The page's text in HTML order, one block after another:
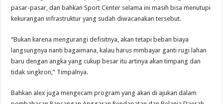
pasar-pasar, dan bahkan Sport Center selama ini masih bisa menutupi
kekurangan infrastruktur yang sudah diwacanakan tersebut.
“Bukan karena mengurangi defisitnya, akan tetapi beban biaya
langsungnya nanti bagaimana, kalau harus mmbayar ganti rugi lahan
baru dengan angka yang cukup besar itu artinya akan timpang dan
tidak singkron,” Timpalnya.
Bahkan alex juga mengecam program yang akan di ajukan dalam